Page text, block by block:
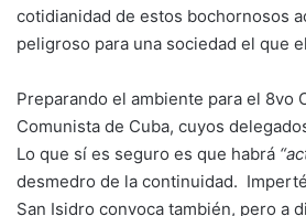
cotidianidad de estos bochornosos
peligroso para una sociedad el que
Preparando el ambiente para el 8vo
Comunista de Cuba, cuyos
Lo que sí es seguro es que habrá
desmedro de la continuidad.
San Isidro convoca también, pero a